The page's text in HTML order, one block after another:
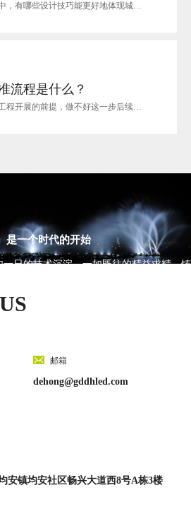
在城市亮化工程设计的过程中，有哪些设计技巧能更好地体现城市亮化效果呢？今天就由户外亮化工...
流程是什么？
都知道好的亮化设计是亮化工程开展的前提，做不好这一步后续的环节就举步维艰，那么怎么才能叫...
是一个时代的开始
日的技术沉淀，一如既往的精益求精，铸
邮箱
dehong@gddhled.com
安镇均安社区畅兴大道西8号A栋3楼